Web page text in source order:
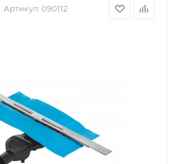
Артикул: 090112